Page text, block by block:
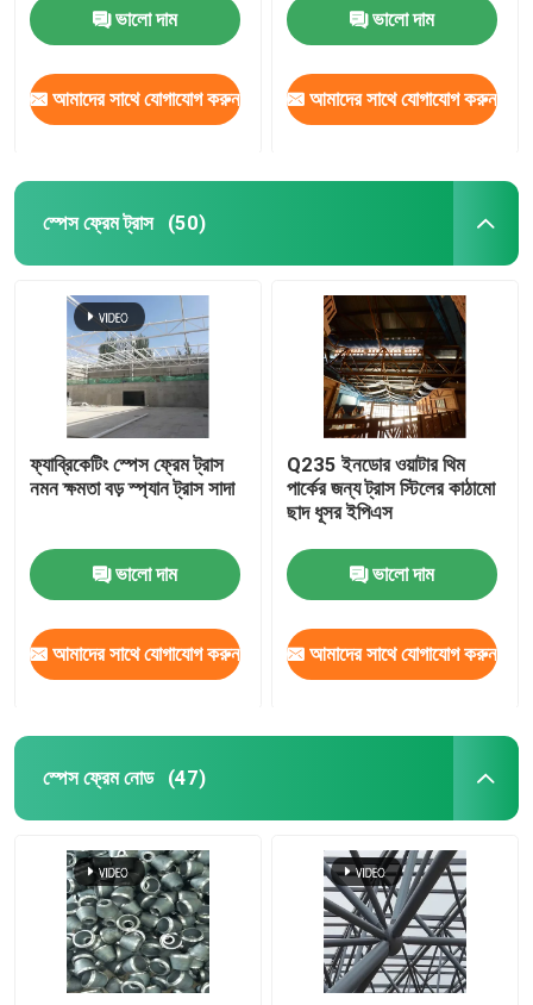
ভালো দাম
আমাদের সাথে যোগাযোগ করুন
ভালো দাম
আমাদের সাথে যোগাযোগ করুন
স্পেস ফ্রেম ট্রাস (50)
ফ্যাব্রিকেটিং স্পেস ফ্রেম ট্রাস
নমন ক্ষমতা বড় স্প্যান ট্রাস সাদা
ভালো দাম
আমাদের সাথে যোগাযোগ করুন
Q235 ইনডোর ওয়াটার থিম
পার্কের জন্য ট্রাস স্টিলের কাঠামো
ছাদ ধূসর ইপিএস
ভালো দাম
আমাদের সাথে যোগাযোগ করুন
স্পেস ফ্রেম নোড (47)